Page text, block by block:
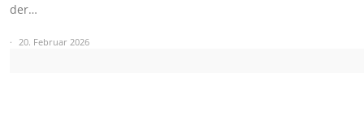
der…
20. Februar 2026